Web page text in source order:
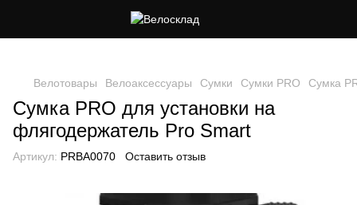
Велотовары Велоаксессуары Сумки Сумки PRO Сумка
Сумка PRO для установки на
флягодержатель Pro Smart
Артикул: PRBA0070 Оставить отзыв